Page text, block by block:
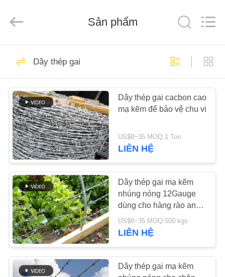
TRANG
CHỦ
CÁC
SẢN
PHẨM
HƯỚNG
DẪN
VR
VỀ
CHÚNG
TÔI
mesh
Reserved.
Tháp kim loại
Bao bì cấu trúc kim
loại
80
Sản phẩm
Dây thép gai
Dây thép gai cacbon cao
mạ kẽm để bảo vệ chu vi
US$8~35 MOQ:1 Ton
LIÊN HỆ
Dây thép gai mạ kẽm
nhúng nóng 12Gauge
dùng cho hàng rào an
ninh
US$8~35 MOQ:500 kgs
LIÊN HỆ
Dây thép gai mạ kẽm